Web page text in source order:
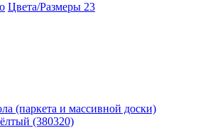
Цвета/Размеры 23
(паркета и массивной доски)
(380320)